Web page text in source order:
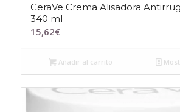
CeraVe Crema Alisadora
340 ml
15,62€
Añadir al carrito